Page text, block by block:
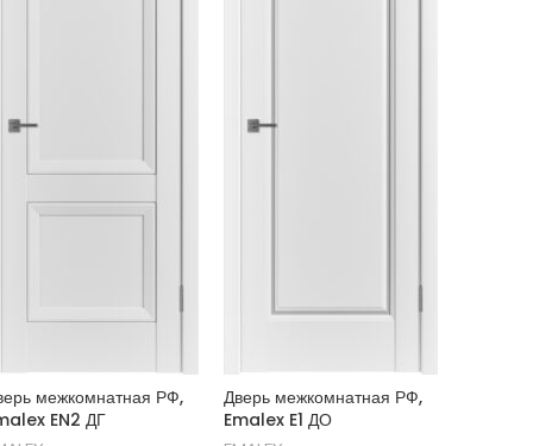
межкомнатная РФ,
EN2 ДГ
Дверь межкомнатная РФ,
Emalex E1 ДО